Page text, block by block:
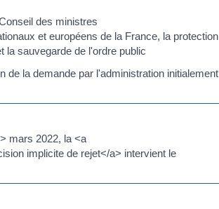
des ministres
et européens de la France, la protection
la sauvegarde de l'ordre public
de la demande par l'administration initialement
mars 2022, la <a
implicite de rejet</a> intervient le